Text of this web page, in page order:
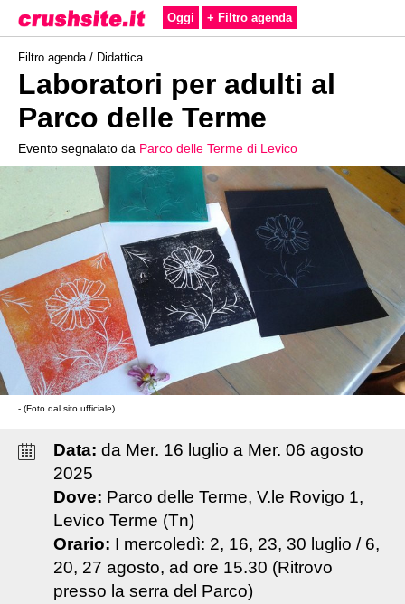
Oggi + Filtro agenda
Filtro agenda / Didattica
Laboratori per adulti al
Parco delle Terme
Evento segnalato da Parco delle Terme di Levico
- (Foto dal sito ufficiale)
Data: da Mer. 16 luglio a Mer. 06 agosto
2025
Dove: Parco delle Terme, V.le Rovigo 1,
Levico Terme (Tn)
Orario: I mercoledì: 2, 16, 23, 30 luglio / 6,
20, 27 agosto, ad ore 15.30 (Ritrovo
presso la serra del Parco)